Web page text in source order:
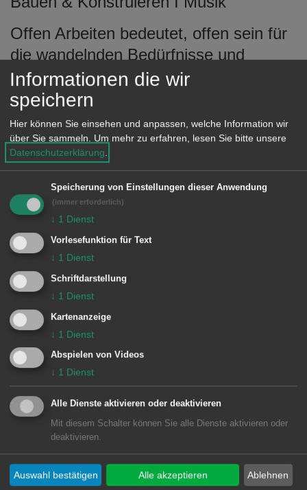
Offen Arbeiten bedeutet, offen sein für
die wandelnden Bedürfnisse und
Fragen der Kinder. Durch eine
anregungsreiche Lernumgebung, eine
ansprechende Materialvielfalt und
gezielte pädagogische Impulse und
Angebote, unterstützen wir die Kinder
ganz individuell bei ihrem nächsten
Entwicklungsschritt. Nachhaltige
Bildung setzt an den Interessen und
Themen der Kinder an. Diese
identifizieren wir mit Hilfe der
Beobachtungsinstrumente des infans-
Handlungskonzepts. Die
pädagogischen Fachkräfte verstehen
sich hierbei als Lernbegleitung, die
ausgehend von den beobachteten und
reflektierten Eigenaktivitäten des
Kindes und den sozialen Interaktionen
die Interessen und Themen der Kinder
in ihrer pädagogischen Arbeit
aufgreifen.
Informationen die wir
speichern
Hier können Sie einsehen und anpassen, welche Information wir
über Sie sammeln. Um mehr zu erfahren, lesen Sie bitte unsere
Datenschutzerklärung.
Speicherung von Einstellungen dieser Anwendung
(immer erforderlich)
↓ 1 Dienst
Vorlesefunktion für Text
↓ 1 Dienst
Schriftdarstellung
↓ 1 Dienst
Kartenanzeige
↓ 1 Dienst
Abspielen von Videos
↓ 1 Dienst
Alle Dienste aktivieren oder deaktivieren
Mit diesem Schalter können Sie alle Dienste aktivieren oder
deaktivieren.
Ablehnen
Auswahl bestätigen Alle akzeptieren